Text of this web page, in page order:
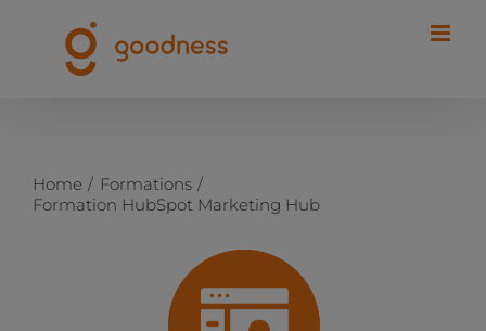
contenu
Home
Formations
Formation HubSpot Marketing Hub